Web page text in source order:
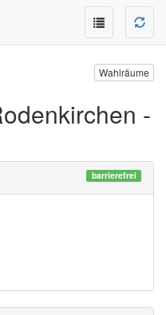
Wahlräume
-
barrierefrei